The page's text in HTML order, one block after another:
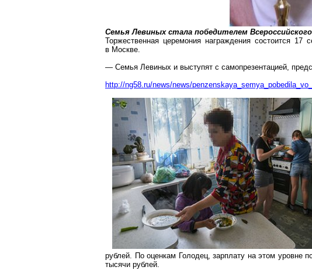
Семья Левиных стала победителем
Торжественная церемония награждения состоится 17
в Москве.
— Семья Левиных и выступят с самопрезентацией,
http://ng58.ru/news/news/
рублей. По оценкам Голодец, зарплату на этом уровне
тысячи рублей.